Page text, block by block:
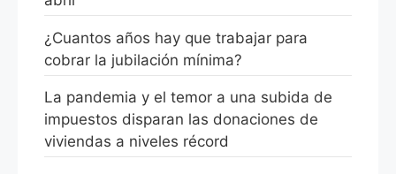
¿Cuantos años hay que trabajar para
cobrar la jubilación mínima?
La pandemia y el temor a una subida de
impuestos disparan las donaciones de
viviendas a niveles récord